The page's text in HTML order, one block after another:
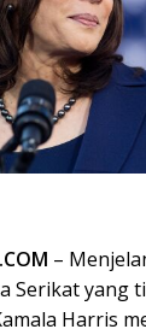
–
Serikat yang
Harris